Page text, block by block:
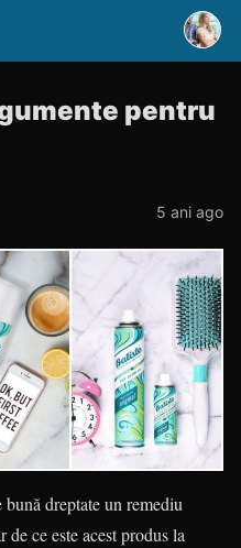
pentru
5 ani ago
dreptate un remediu
ce este acest produs la